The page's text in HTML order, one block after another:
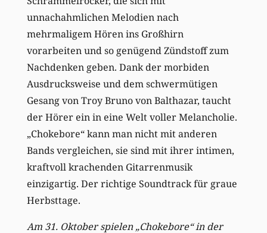
unnachahmlichen Melodien nach
mehrmaligem Hören ins Großhirn
vorarbeiten und so genügend Zündstoff zum
Nachdenken geben. Dank der morbiden
Ausdrucksweise und dem schwermütigen
Gesang von Troy Bruno von Balthazar, taucht
der Hörer ein in eine Welt voller Melancholie.
„Chokebore“ kann man nicht mit anderen
Bands vergleichen, sie sind mit ihrer intimen,
kraftvoll krachenden Gitarrenmusik
einzigartig. Der richtige Soundtrack für graue
Herbsttage.
Am 31. Oktober spielen „Chokebore“ in der